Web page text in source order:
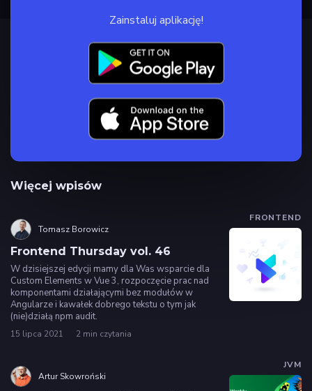
Zainstaluj aplikację!
Więcej wpisów
FRONTEND
Tomasz Borowicz
Frontend Thursday vol. 46
W dzisiejszej edycji mamy dla Was wsparcie dla
Custom Elements w Vue 3, rozpoczęcie prac nad
komponentami działającymi bez modułów w
Angularze i kawałek dobrego tekstu o tym jak
(nie)działą npm audit.
15 lipca 2021 2 min czytania
JVM
Artur Skowroński